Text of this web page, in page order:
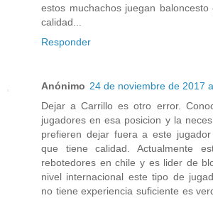
estos muchachos juegan
calidad...
Responder
Anónimo 24 de noviembre de 2017
Dejar a Carrillo es otro error.
jugadores en esa posicion y la
prefieren dejar fuera a este
que tiene calidad. Actualmente
rebotedores en chile y es lider de
nivel internacional este tipo de
no tiene experiencia suficiente es